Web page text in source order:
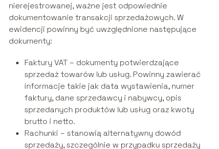
nierejestrowanej, ważne jest odpowiednie
dokumentowanie transakcji sprzedażowych. W
ewidencji powinny być uwzględnione następujące
dokumenty:
Faktury VAT – dokumenty potwierdzające
sprzedaż towarów lub usług. Powinny zawierać
informacje takie jak data wystawienia, numer
faktury, dane sprzedawcy i nabywcy, opis
sprzedanych produktów lub usług oraz kwoty
brutto i netto.
Rachunki – stanowią alternatywny dowód
sprzedaży, szczególnie w przypadku sprzedaży